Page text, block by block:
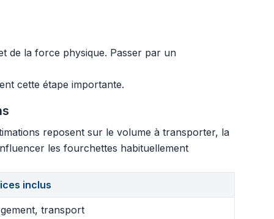
de la force physique. Passer par un
cette étape importante.
reposent sur le volume à transporter, la
les fourchettes habituellement
inclus
transport